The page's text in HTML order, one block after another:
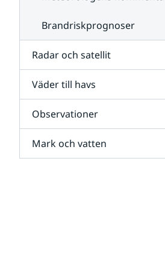
Brandriskprognoser
Radar och satellit
Väder till havs
Observationer
Mark och vatten